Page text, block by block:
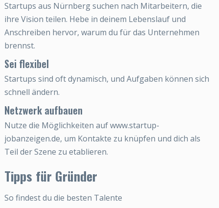
Startups aus Nürnberg suchen nach Mitarbeitern, die
ihre Vision teilen. Hebe in deinem Lebenslauf und
Anschreiben hervor, warum du für das Unternehmen
brennst.
Sei flexibel
Startups sind oft dynamisch, und Aufgaben können sich
schnell ändern.
Netzwerk aufbauen
Nutze die Möglichkeiten auf www.startup-
jobanzeigen.de, um Kontakte zu knüpfen und dich als
Teil der Szene zu etablieren.
Tipps für Gründer
So findest du die besten Talente